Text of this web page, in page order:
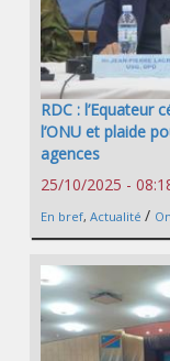
RDC : l’Equateur
l’ONU et plaide
agences
25/10/2025 -
En bref, Actualité /